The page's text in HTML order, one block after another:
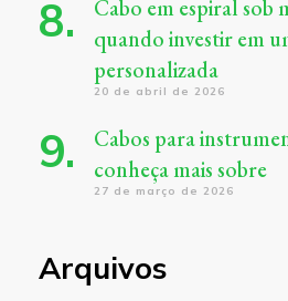
Cabo em espiral sob
quando investir em
personalizada
20 de abril de 2026
Cabos para
conheça mais sobre
27 de março de 2026
Arquivos